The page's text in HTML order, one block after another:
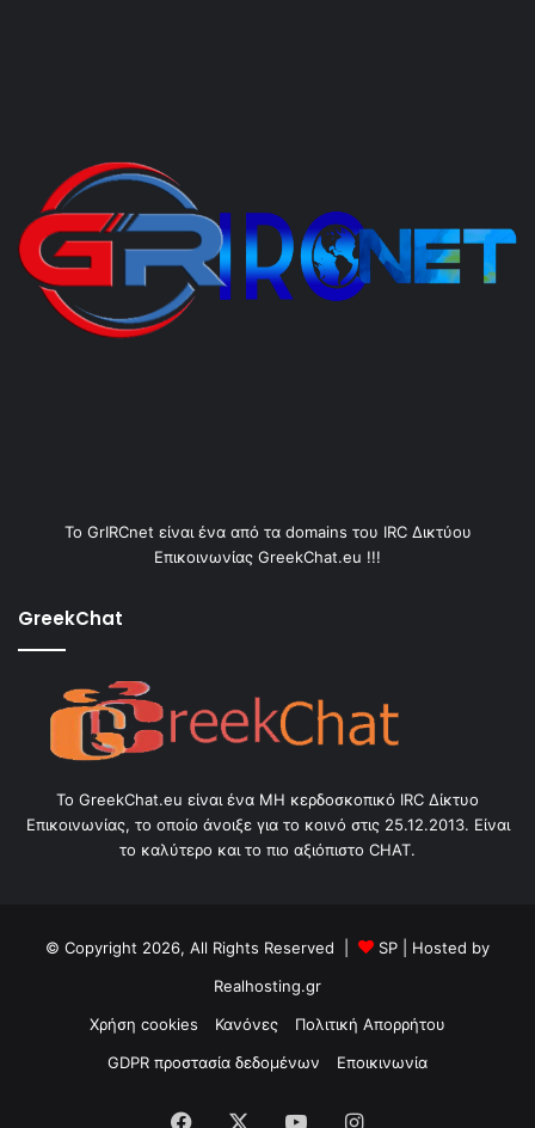
Το GrIRCnet είναι ένα από τα domains του IRC Δικτύου
Επικοινωνίας GreekChat.eu !!!
GreekChat
Το GreekChat.eu είναι ένα ΜΗ κερδοσκοπικό IRC Δίκτυο
Επικοινωνίας, το οποίο άνοιξε για το κοινό στις 25.12.2013. Είναι
το καλύτερο και το πιο αξιόπιστο CHAT.
© Copyright 2026, All Rights Reserved | SP | Hosted by
Realhosting.gr
Χρήση cookies
Κανόνες
Πολιτική Απορρήτου
GDPR προστασία δεδομένων
Εποικινωνία
Facebook YouTubeInstagram